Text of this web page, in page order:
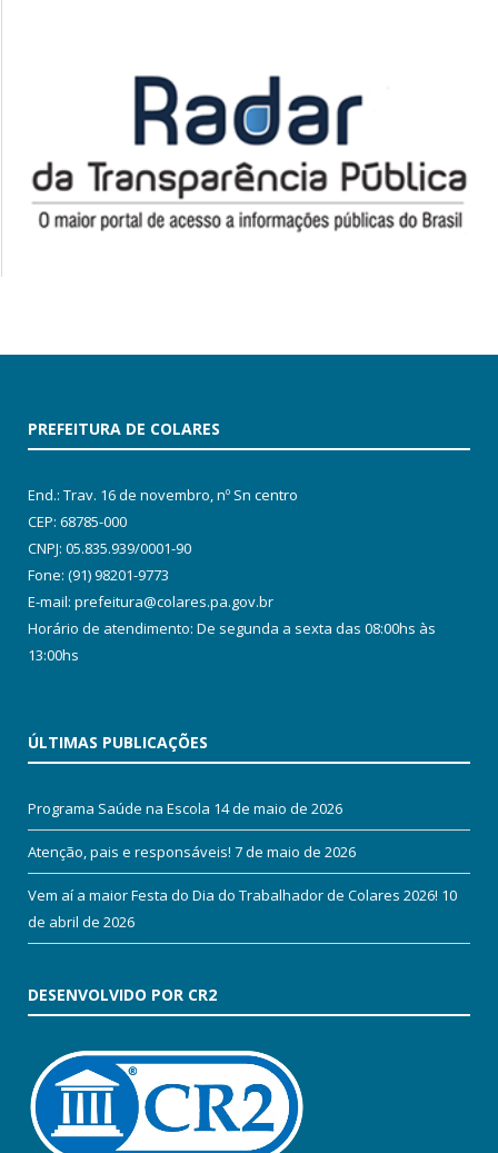
PREFEITURA DE COLARES
End.: Trav. 16 de novembro, nº Sn centro
CEP: 68785-000
CNPJ: 05.835.939/0001-90
Fone: (91) 98201-9773
E-mail: prefeitura@colares.pa.gov.br
Horário de atendimento: De segunda a sexta das 08:00hs às
13:00hs
ÚLTIMAS PUBLICAÇÕES
Programa Saúde na Escola 14 de maio de 2026
Atenção, pais e responsáveis! 7 de maio de 2026
Vem aí a maior Festa do Dia do Trabalhador de Colares 2026! 10
de abril de 2026
DESENVOLVIDO POR CR2